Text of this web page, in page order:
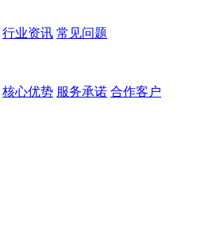
行业资讯 常见问题
核心优势 服务承诺 合作客户